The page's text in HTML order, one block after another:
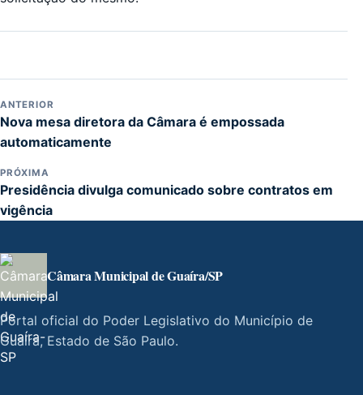
ANTERIOR
Nova mesa diretora da Câmara é empossada
automaticamente
PRÓXIMA
Presidência divulga comunicado sobre contratos em
vigência
Câmara Municipal de Guaíra/SP
Portal oficial do Poder Legislativo do Município de
Guaíra, Estado de São Paulo.